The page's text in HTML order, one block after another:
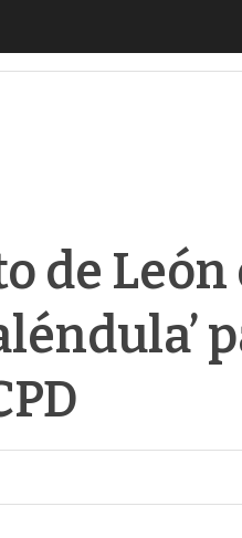
de León cierra un
de